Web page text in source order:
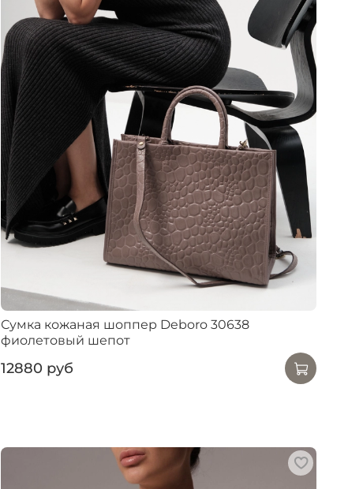
Сумка кожаная шоппер Deboro 30638
фиолетовый шепот
12880 руб